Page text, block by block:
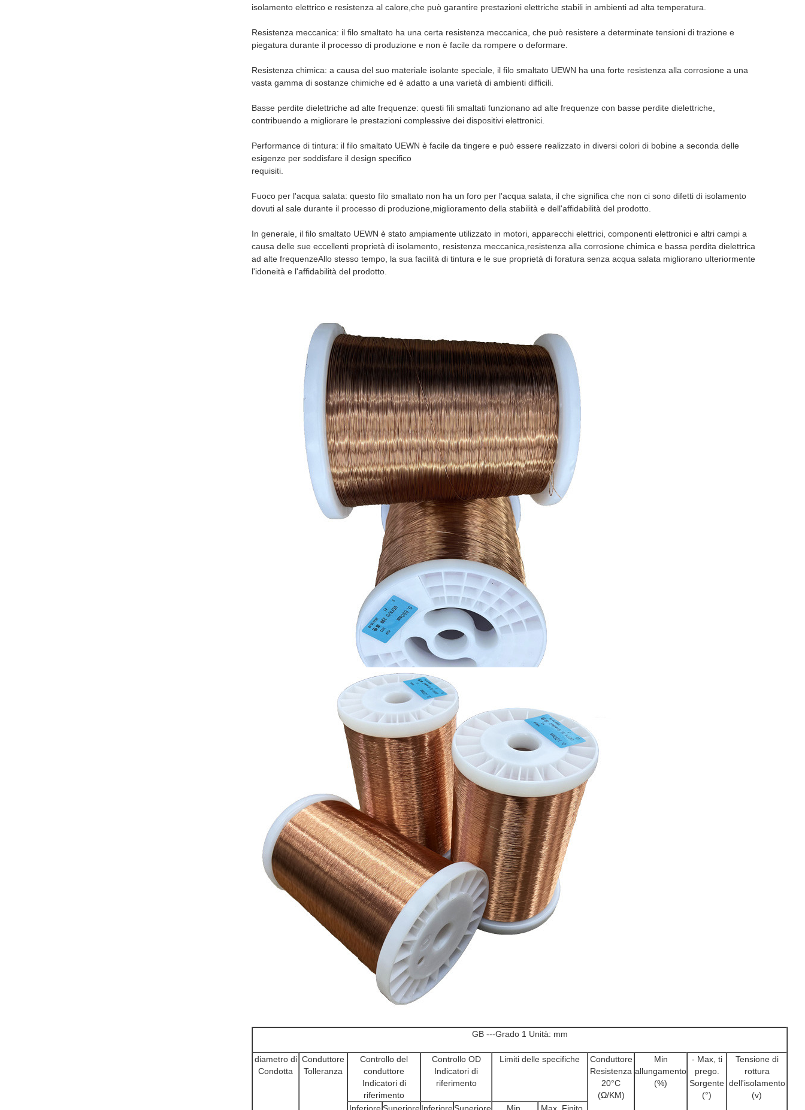
isolamento elettrico e resistenza al calore,che può garantire prestazioni elettriche stabili in ambienti ad alta temperatura.
Resistenza meccanica: il filo smaltato ha una certa resistenza meccanica, che può resistere a determinate tensioni di trazione e
piegatura durante il processo di produzione e non è facile da rompere o deformare.
Resistenza chimica: a causa del suo materiale isolante speciale, il filo smaltato UEWN ha una forte resistenza alla corrosione a una
vasta gamma di sostanze chimiche ed è adatto a una varietà di ambienti difficili.
Basse perdite dielettriche ad alte frequenze: questi fili smaltati funzionano ad alte frequenze con basse perdite dielettriche,
contribuendo a migliorare le prestazioni complessive dei dispositivi elettronici.
Performance di tintura: il filo smaltato UEWN è facile da tingere e può essere realizzato in diversi colori di bobine a seconda delle
esigenze per soddisfare il design specifico
requisiti.
Fuoco per l'acqua salata: questo filo smaltato non ha un foro per l'acqua salata, il che significa che non ci sono difetti di isolamento
dovuti al sale durante il processo di produzione,miglioramento della stabilità e dell'affidabilità del prodotto.
In generale, il filo smaltato UEWN è stato ampiamente utilizzato in motori, apparecchi elettrici, componenti elettronici e altri campi a
causa delle sue eccellenti proprietà di isolamento, resistenza meccanica,resistenza alla corrosione chimica e bassa perdita dielettrica
ad alte frequenzeAllo stesso tempo, la sua facilità di tintura e le sue proprietà di foratura senza acqua salata migliorano ulteriormente
l'idoneità e l'affidabilità del prodotto.
GB ---Grado 1 Unità: mm
diametro di
Condotta
Conduttore
Tolleranza
Controllo del
conduttore
Indicatori di
riferimento
Controllo OD
Indicatori di
riferimento
Limiti delle specifiche
Conduttore
Resistenza
20°C
(Ω/KM)
Min
allungamento
(%)
- Max, ti
prego.
Sorgente
(°)
Tensione di
rottura
dell'isolamento
(v)